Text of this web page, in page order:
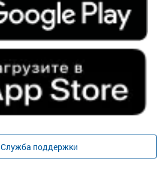
Служба поддержки